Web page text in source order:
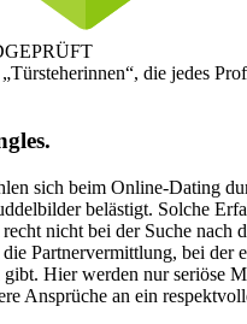
die jedes
sich beim Online-Dating
belästigt. Solche
nicht bei der Suche nach
Partnervermittlung, bei der
gibt. Hier werden nur seriöse
Ansprüche an ein